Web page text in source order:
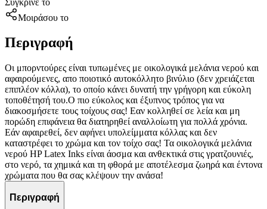
Μοιράσου το
Περιγραφή
Οι μπορντούρες είναι τυπωμένες με οικολογικά μελάνια νερού και
αφαιρούμενες, απο ποιοτικό αυτοκόλλητο βινύλιο (δεν χρειάζεται
επιπλέον κόλλα), το οποίο κάνει δυνατή την γρήγορη και εύκολη
τοποθέτησή του.Ο πιο εύκολος και έξυπνος τρόπος για να
διακοσμήσετε τους τοίχους σας! Εαν κολληθεί σε λεία και μη
πορώδη επιφάνεια θα διατηρηθεί αναλλοίωτη για πολλά χρόνια.
Εάν αφαιρεθεί, δεν αφήνει υπολείμματα κόλλας και δεν
καταστρέφει το χρώμα και τον τοίχο σας! Τα οικολογικά μελάνια
νερού HP Latex Inks είναι άοσμα και ανθεκτικά στις γρατζουνιές,
στο νερό, τα χημικά και τη φθορά με αποτέλεσμα ζωηρά και έντονα
χρώματα που θα σας κλέψουν την ανάσα!
Περιγραφή